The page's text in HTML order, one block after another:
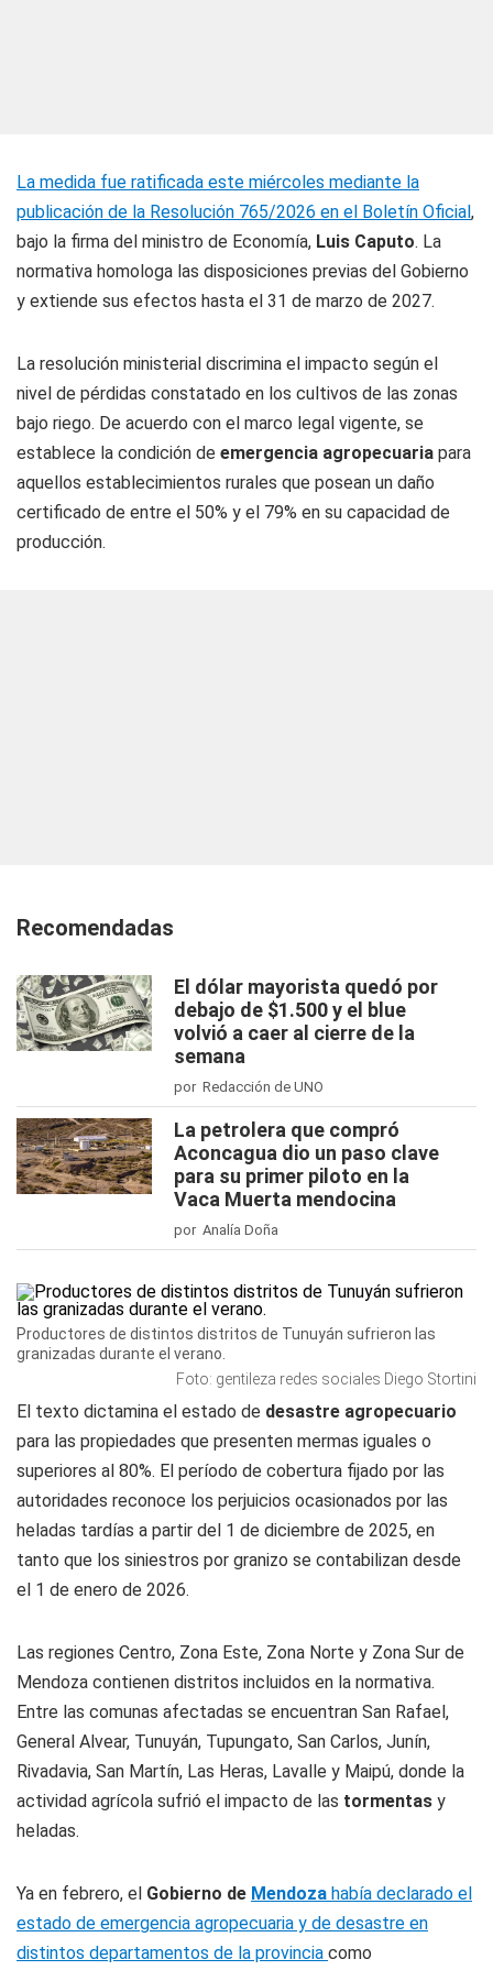
La medida fue ratificada este miércoles mediante la
publicación de la Resolución 765/2026 en el Boletín Oficial,
bajo la firma del ministro de Economía, Luis Caputo. La
normativa homologa las disposiciones previas del Gobierno
y extiende sus efectos hasta el 31 de marzo de 2027.
La resolución ministerial discrimina el impacto según el
nivel de pérdidas constatado en los cultivos de las zonas
bajo riego. De acuerdo con el marco legal vigente, se
establece la condición de emergencia agropecuaria para
aquellos establecimientos rurales que posean un daño
certificado de entre el 50% y el 79% en su capacidad de
producción.
Recomendadas
El dólar mayorista quedó por
debajo de $1.500 y el blue
volvió a caer al cierre de la
semana
por Redacción de UNO
La petrolera que compró
Aconcagua dio un paso clave
para su primer piloto en la
Vaca Muerta mendocina
por Analía Doña
Productores de distintos distritos de Tunuyán sufrieron las
granizadas durante el verano.
Foto: gentileza redes sociales Diego Stortini
El texto dictamina el estado de desastre agropecuario
para las propiedades que presenten mermas iguales o
superiores al 80%. El período de cobertura fijado por las
autoridades reconoce los perjuicios ocasionados por las
heladas tardías a partir del 1 de diciembre de 2025, en
tanto que los siniestros por granizo se contabilizan desde
el 1 de enero de 2026.
Las regiones Centro, Zona Este, Zona Norte y Zona Sur de
Mendoza contienen distritos incluidos en la normativa.
Entre las comunas afectadas se encuentran San Rafael,
General Alvear, Tunuyán, Tupungato, San Carlos, Junín,
Rivadavia, San Martín, Las Heras, Lavalle y Maipú, donde la
actividad agrícola sufrió el impacto de las tormentas y
heladas.
Ya en febrero, el Gobierno de Mendoza había declarado el
estado de emergencia agropecuaria y de desastre en
distintos departamentos de la provincia como